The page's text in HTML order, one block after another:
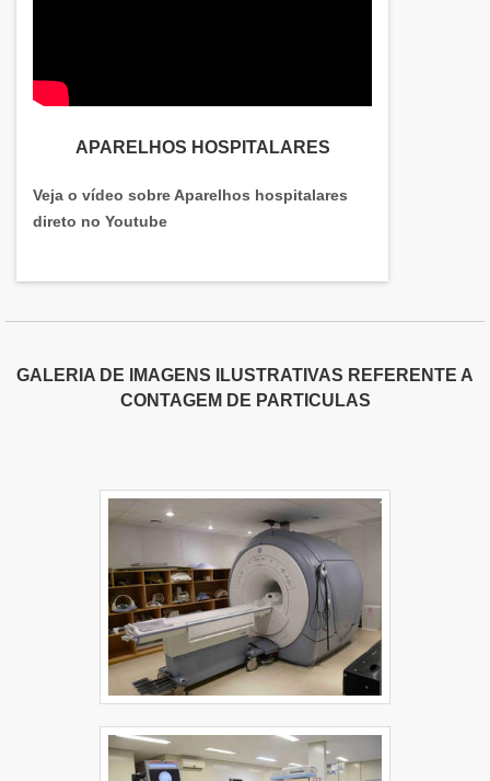
APARELHOS HOSPITALARES
Veja o vídeo sobre Aparelhos hospitalares
direto no Youtube
GALERIA DE IMAGENS ILUSTRATIVAS REFERENTE A
CONTAGEM DE PARTICULAS